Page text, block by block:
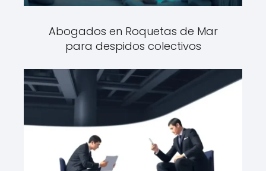
Abogados en Roquetas de Mar
para despidos colectivos